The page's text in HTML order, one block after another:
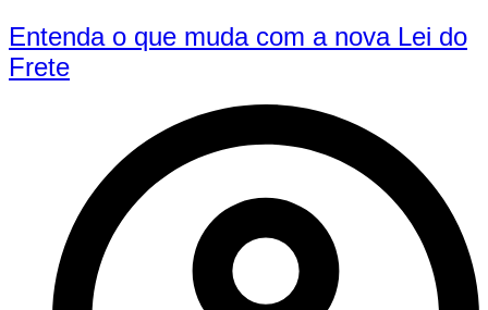
Entenda o que muda com a nova Lei do
Frete